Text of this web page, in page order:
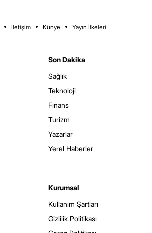
İletişim Künye Yayın İlkeleri
Son Dakika
Sağlık
Teknoloji
Finans
Turizm
Yazarlar
Yerel Haberler
Kurumsal
Kullanım Şartları
Gizlilik Politikası